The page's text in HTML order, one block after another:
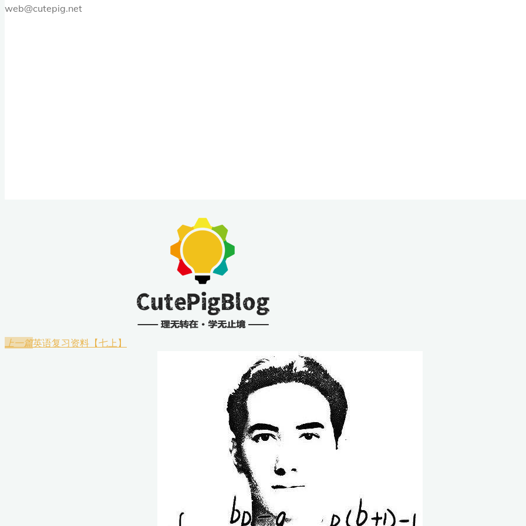
web@cutepig.net
上一篇英语复习资料【七上】